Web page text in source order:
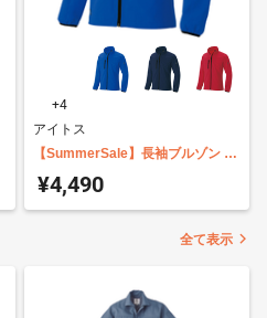
+4
アイトス
【SummerSale】長袖ブルゾン 男
女兼用 アイトス TULTEX(タルテッ
クス) AZ-10333
¥4,490
全て表示